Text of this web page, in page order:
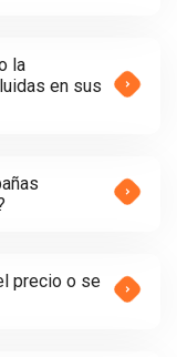
la
en sus
precio o se